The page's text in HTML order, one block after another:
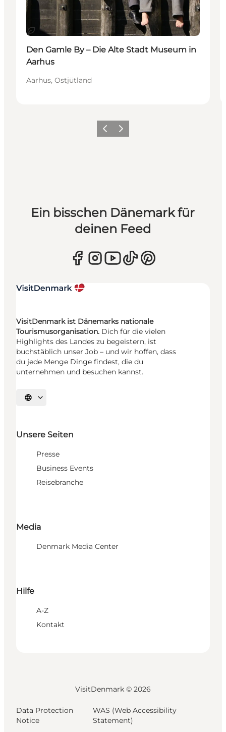
Nachhaltig
Den Gamle By – Die Alte Stadt Museum in
Aarhus
Aarhus, Ostjütland
ZurückWeiter
Ein bisschen Dänemark für
deinen Feed
VisitDenmark ist Dänemarks nationale
Tourismusorganisation. Dich für die vielen
Highlights des Landes zu begeistern, ist
buchstäblich unser Job – und wir hoffen, dass
du jede Menge Dinge findest, die du
unternehmen und besuchen kannst.
Sprache auswählen
Unsere Seiten
Presse
Business Events
Reisebranche
Media
Denmark Media Center
Hilfe
A-Z
Kontakt
VisitDenmark © 2026
Data Protection
Notice
WAS (Web Accessibility
Statement)